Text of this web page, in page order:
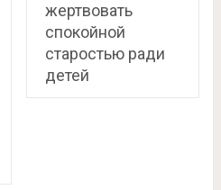
жертвовать
спокойной
старостью ради
детей